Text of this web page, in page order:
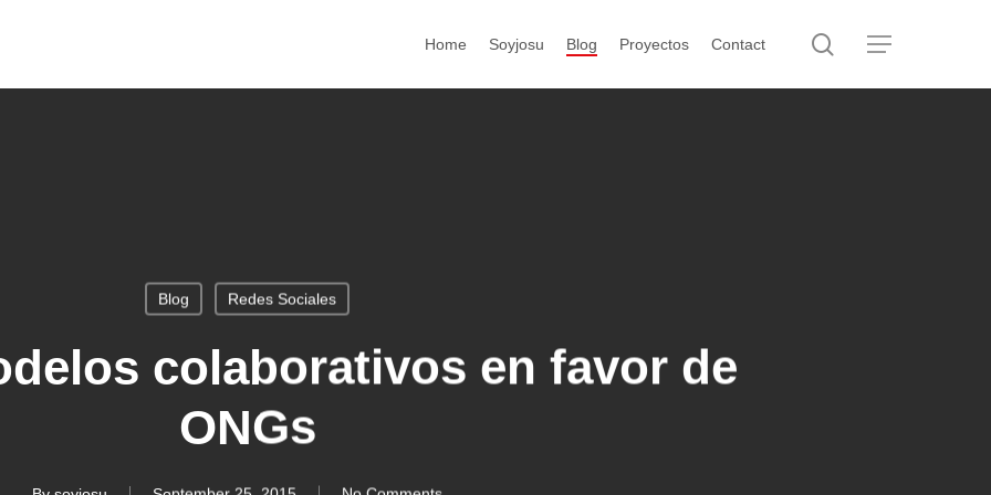
Home Soyjosu Blog Proyectos Contact search
Menu
Blog Redes Sociales
colaborativos en favor de
ONGs